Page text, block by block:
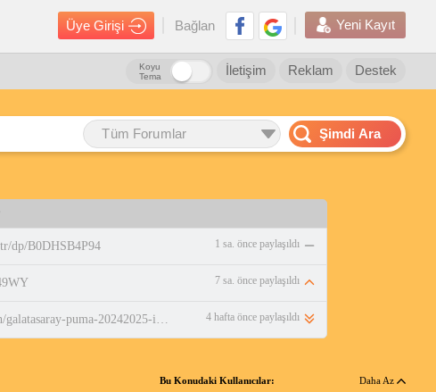
Üye Girişi Bağlan Yeni Kayıt
Destek
Reklam
İletişim
Koyu
Tema
Tüm Forumlar Şimdi Ara
dp/B0DHSB4P94 1 sa. önce paylaşıldı
7 sa. önce paylaşıldı
https://www.n11.com/urun/galatasaray-puma-20242025-ic-saha-parcali-forma-77965001-sari-kirmizi-59697659?beden=l&amp;magaza=gsstore 4 hafta önce paylaşıldı
Bu Konudaki Kullanıcılar: Daha Az